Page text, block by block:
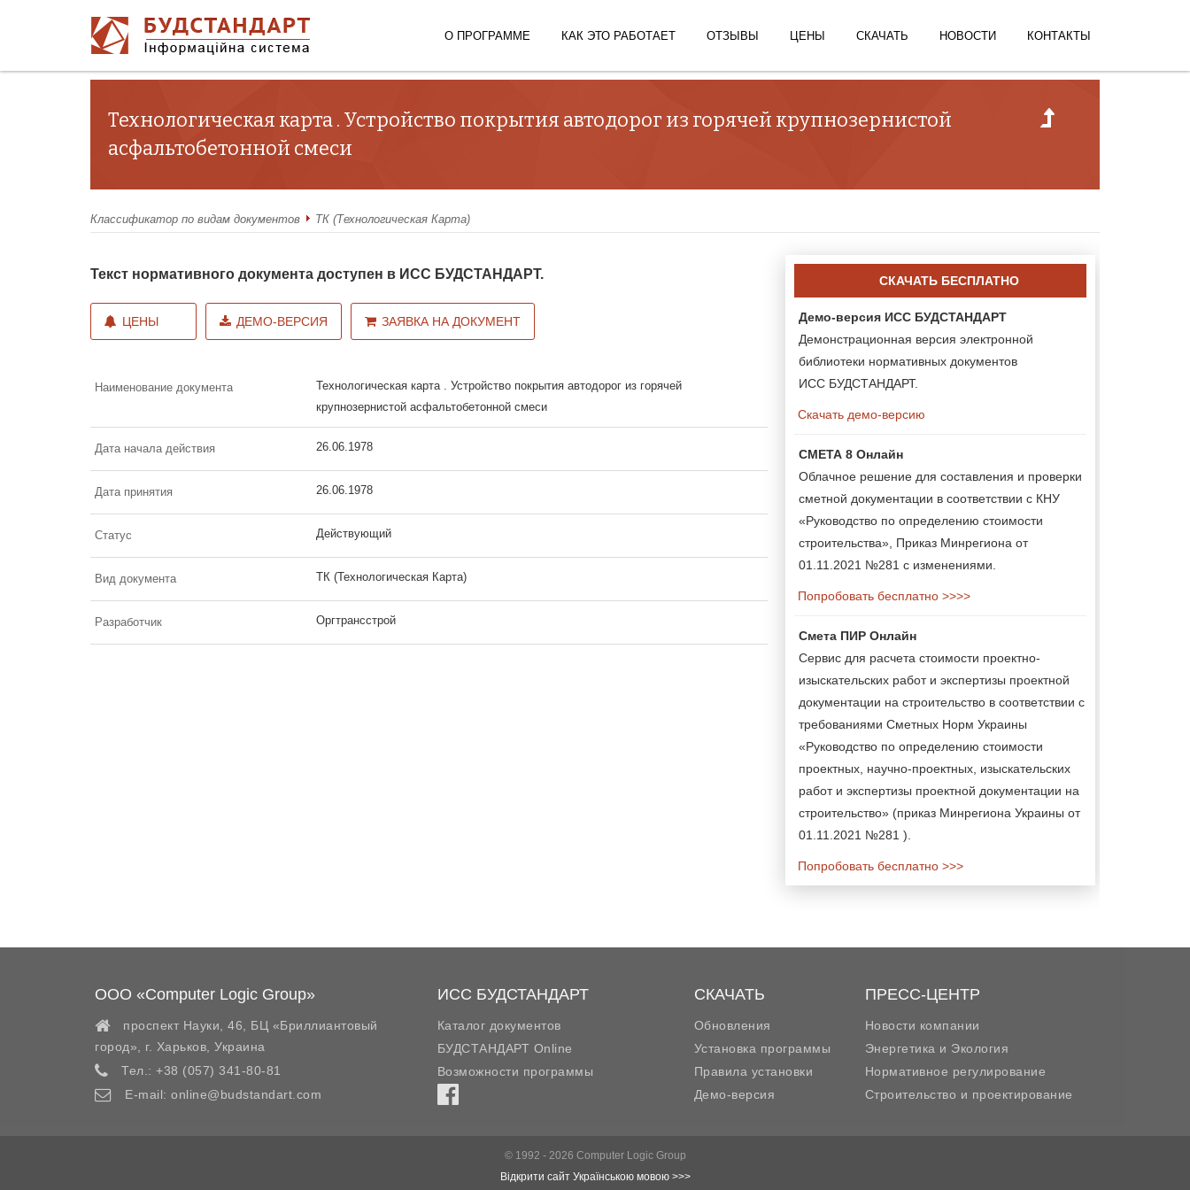
О ПРОГРАММЕ КАК ЭТО РАБОТАЕТ ОТЗЫВЫ ЦЕНЫ СКАЧАТЬ НОВОСТИ КОНТАКТЫ
Технологическая карта . Устройство покрытия автодорог из горячей крупнозернистой
асфальтобетонной смеси
Классификатор по видам документов ТК (Технологическая Карта)
Текст нормативного документа доступен в ИСС БУДСТАНДАРТ.
ЦЕНЫ ДЕМО-ВЕРСИЯ ЗАЯВКА НА ДОКУМЕНТ
Наименование документа
Технологическая карта . Устройство покрытия автодорог из горячей
крупнозернистой асфальтобетонной смеси
Дата начала действия 26.06.1978
Дата принятия 26.06.1978
Статус Действующий
Вид документа ТК (Технологическая Карта)
Разработчик Оргтрансстрой
СКАЧАТЬ БЕСПЛАТНО
Демо-версия ИСС БУДСТАНДАРТ
Демонстрационная версия электронной
библиотеки нормативных документов
ИСС БУДСТАНДАРТ.
Скачать демо-версию
СМЕТА 8 Онлайн
Облачное решение для составления и проверки
сметной документации в соответствии с КНУ
«Руководство по определению стоимости
строительства», Приказ Минрегиона от
01.11.2021 №281 с изменениями.
Попробовать бесплатно >>>>
Смета ПИР Онлайн
Сервис для расчета стоимости проектно-
изыскательских работ и экспертизы проектной
документации на строительство в соответствии с
требованиями Сметных Норм Украины
«Руководство по определению стоимости
проектных, научно-проектных, изыскательских
работ и экспертизы проектной документации на
строительство» (приказ Минрегиона Украины от
01.11.2021 №281 ).
Попробовать бесплатно >>>
ООО «Computer Logic Group»
проспект Науки, 46, БЦ «Бриллиантовый
город»,
г. Харьков Украина
Тел.: +38 (057) 341-80-81
E-mail: online@budstandart.com
ИСС БУДСТАНДАРТ
Каталог документов
БУДСТАНДАРТ Online
Возможности программы
СКАЧАТЬ
Обновления
Установка программы
Правила установки
Демо-версия
ПРЕСС-ЦЕНТР
Новости компании
Энергетика и Экология
Нормативное регулирование
Строительство и проектирование
© 1992 - 2026 Computer Logic Group
Відкрити сайт Українською мовою >>>